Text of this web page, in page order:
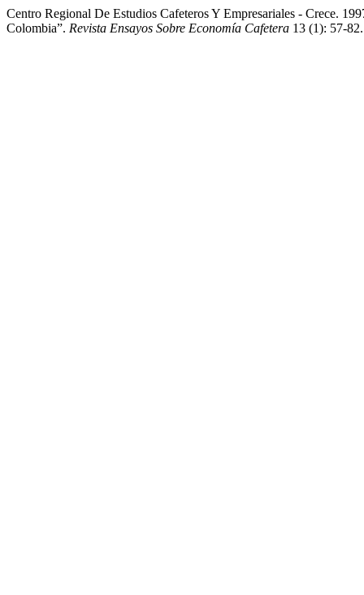
Centro Regional De Estudios Cafeteros Y Empresariales - Crece.
Colombia”. Revista Ensayos Sobre Economía Cafetera 13 (1): 57-